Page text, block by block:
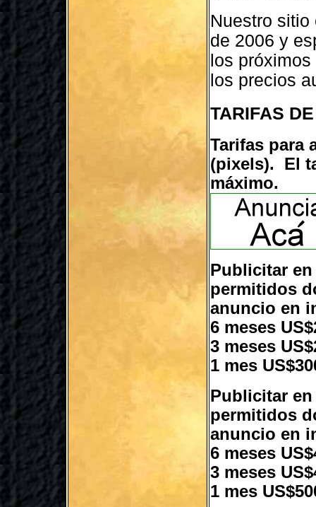
Nuestro sitio
de 2006 y
los
los precios
TARIFAS
Tarifas para
(pixels). El
máximo.
Publicitar
permitidos
anuncio en
6 meses
3 meses
1 mes
Publicitar
permitidos
anuncio en
6 meses
3 meses
1 mes